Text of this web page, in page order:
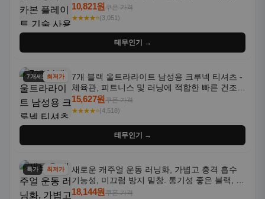
통기성 화이트-퍼플 그라데이션, 헬스, 트레이
닝 - 남성용, 여성용, 모든 계절에 적합
10,821원쿠폰 가격
★★★★⭐(3,051)
테무인기 →
7개세트최저가
7개 블랙 울트라라이트 남성용 크루넥 티셔츠 -
체육관, 피트니스 및 러닝에 적합한 빠른 건조,
통기성 좋은 수분 흡수 반팔 운동복
15,627원쿠폰 가격
★★★★⭐(4,518)
테무인기 →
특가 최저가
새로운 캐주얼 운동 러닝화, 가볍고 충격 흡수
기능성, 미끄럼 방지 밑창. 통기성 좋은 블랙, 화
이트, 퍼플 그라데이션 색상
18,144원쿠폰 가격